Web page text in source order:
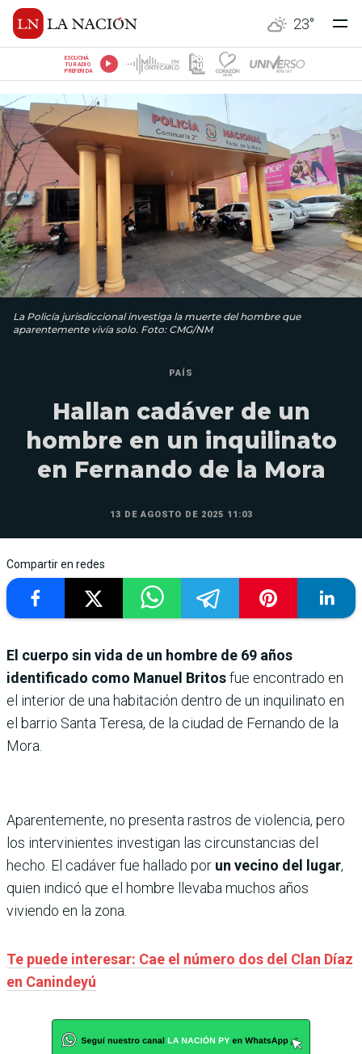
23°
ESCUCHÁ
TU RADIO
PREFERIDA
La Policía jurisdiccional investiga la muerte del hombre que
aparentemente vivía solo. Foto: CMG/NM
PAÍS
Hallan cadáver de un
hombre en un inquilinato
en Fernando de la Mora
13 DE AGOSTO DE 2025 11:03
Compartir en redes
El cuerpo sin vida de un hombre de 69 años
identificado como Manuel Britosfue encontrado en
el interior de una habitación dentro de un inquilinato en
el barrio Santa Teresa, de la ciudad de Fernando de la
Mora.
Aparentemente, no presenta rastros de violencia, pero
los intervinientes investigan las circunstancias del
hecho. El cadáver fue hallado por un vecino del lugar,
quien indicó que el hombre llevaba muchos años
viviendo en la zona.
Te puede interesar: Cae el número dos del Clan Díaz
en Canindeyú